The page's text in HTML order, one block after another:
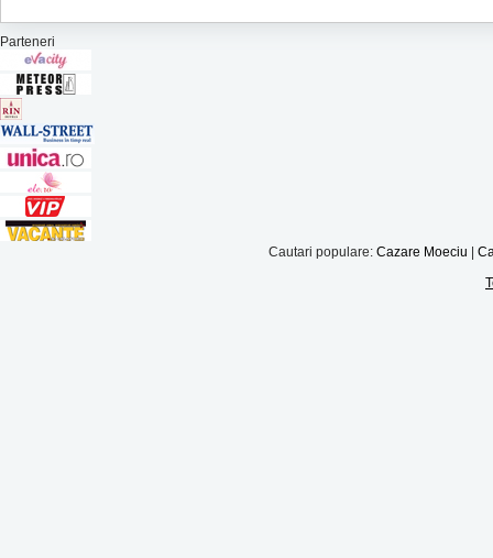
Parteneri
Cautari populare: Cazare Moeciu